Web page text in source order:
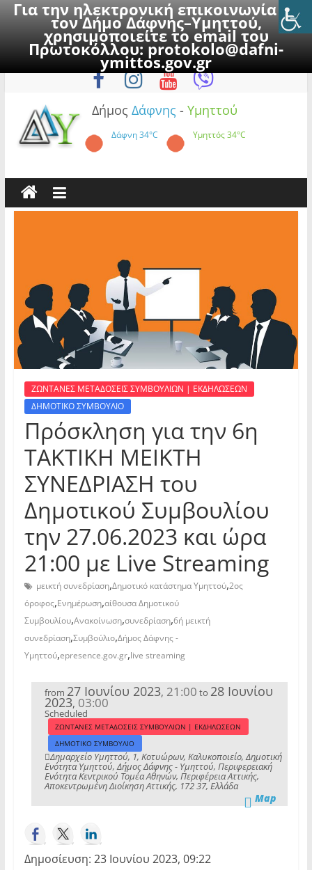
Για την ηλεκτρονική επικοινωνία με
τον Δήμο Δάφνης–Υμηττού,
χρησιμοποιείτε το email του
Πρωτοκόλλου:protokolo@dafni-
ymittos.gov.gr
to
Παρασκευή, 7 Αυγούστου 2026
Δήμος Δάφνης - Υμηττού
Δάφνη34°C Υμηττός34°C
ΖΩΝΤΑΝΕΣ ΜΕΤΑΔΟΣΕΙΣ ΣΥΜΒΟΥΛΙΩΝ | ΕΚΔΗΛΩΣΕΩΝ
ΔΗΜΟΤΙΚΟ ΣΥΜΒΟΥΛΙΟ
Πρόσκληση για την 6η
ΤΑΚΤΙΚΗ ΜΕΙΚΤΗ
ΣΥΝΕΔΡΙΑΣΗ του
Δημοτικού Συμβουλίου
την 27.06.2023 και ώρα
21:00 με Live Streaming
μεικτή συνεδρίαση,Δημοτικό κατάστημα Υμηττού,2ος
όροφος,Ενημέρωση,αίθουσα Δημοτικού
Συμβουλίου,Ανακοίνωση,συνεδρίαση,6ή μεικτή
συνεδρίαση,Συμβούλιο,Δήμος Δάφνης -
Υμηττού,epresence.gov.gr,live streaming
from 27 Ιουνίου 2023, 21:00 to 28 Ιουνίου
2023, 03:00
Scheduled
ΖΩΝΤΑΝΕΣ ΜΕΤΑΔΟΣΕΙΣ ΣΥΜΒΟΥΛΙΩΝ | ΕΚΔΗΛΩΣΕΩΝ
ΔΗΜΟΤΙΚΟ ΣΥΜΒΟΥΛΙΟ
Δημαρχείο Υμηττού, 1, Κοτυώρων, Καλυκοποιείο, Δημοτική
Ενότητα Υμηττού, Δήμος Δάφνης - Υμηττού, Περιφερειακή
Ενότητα Κεντρικού Τομέα Αθηνών, Περιφέρεια Αττικής,
Αποκεντρωμένη Διοίκηση Αττικής, 172 37, Ελλάδα
Map
Δημοσίευση: 23 Ιουνίου 2023, 09:22